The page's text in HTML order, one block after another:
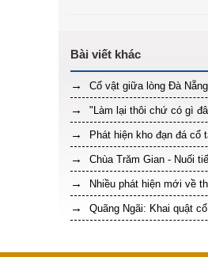
Cổ vật giữa lòng Đà
"Làm lại thôi chứ có gì
Phát hiện kho đạn đá cổ
Chùa Trăm Gian - Nuối
Nhiều phát hiện mới về
Quãng Ngãi: Khai quật